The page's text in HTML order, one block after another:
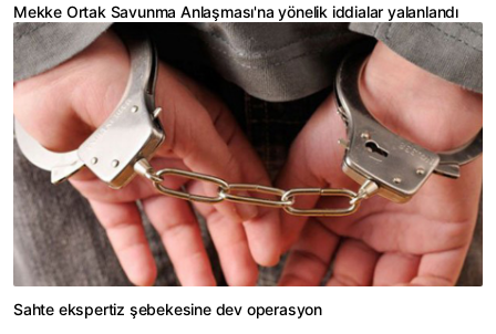
Mekke Ortak Savunma Anlaşması'na yönelik iddialar yalanlandı
Sahte ekspertiz şebekesine dev operasyon